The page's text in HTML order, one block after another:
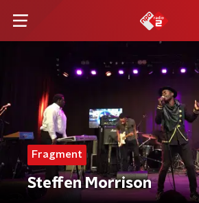
Fragment
Steffen Morrison